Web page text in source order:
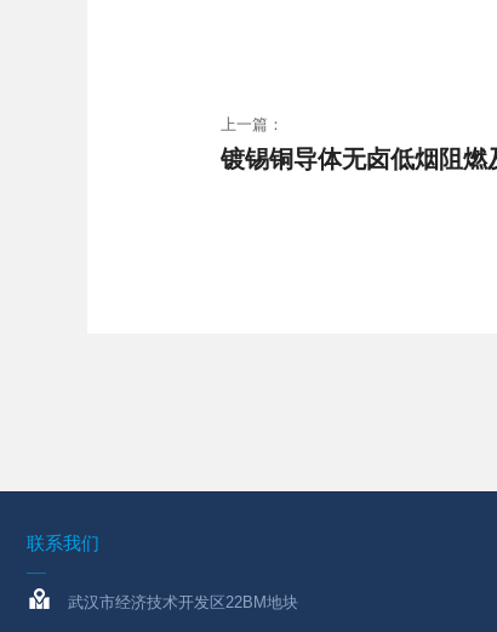
上一篇：
镀锡铜导体无卤低烟阻燃
联系我们
武汉市经济技术开发区22BM地块